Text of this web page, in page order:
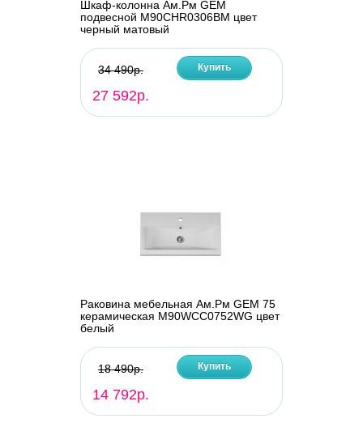
Шкаф-колонна Ам.Рм GEM
подвесной M90CHR0306BM цвет
черный матовый
34 490р.
27 592р.
Купить
Раковина мебельная Ам.Рм GEM 75
керамическая M90WCC0752WG цвет
белый
18 490р.
14 792р.
Купить